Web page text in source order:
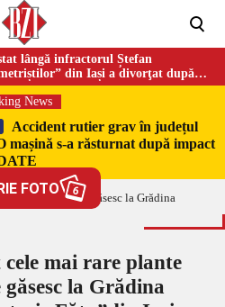
lângă infractorul Ștefan
din Iași a divorţat după
News
Accident rutier grav în județul
mașină s-a răsturnat după impact
FOTO 6
mai rare plante
găsesc la Grădina